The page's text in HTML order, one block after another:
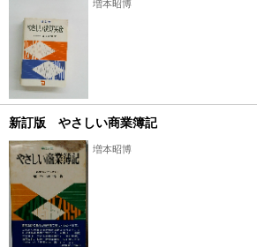
増本昭博
新訂版 やさしい商業簿記
増本昭博